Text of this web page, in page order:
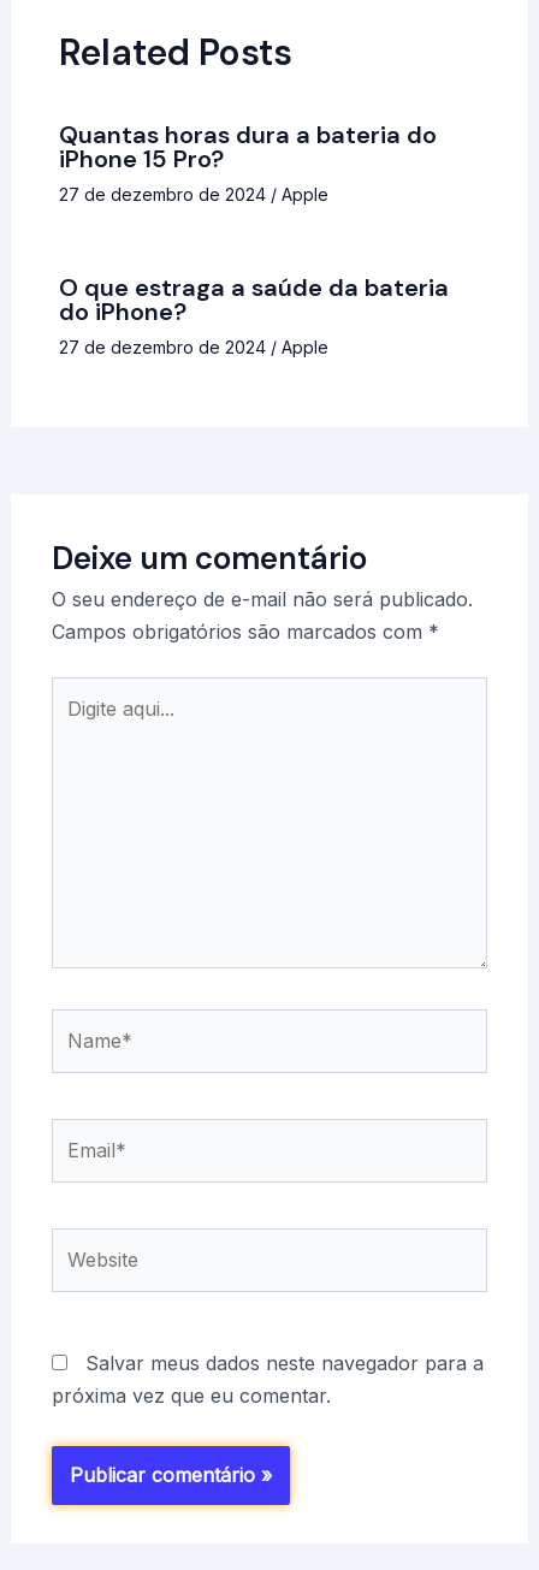
Related Posts
Quantas horas dura a bateria do
iPhone 15 Pro?
27 de dezembro de 2024 / Apple
O que estraga a saúde da bateria
do iPhone?
27 de dezembro de 2024 / Apple
Deixe um comentário
O seu endereço de e-mail não será publicado.
Campos obrigatórios são marcados com *
aqui...
Salvar meus dados neste navegador para a
próxima vez que eu comentar.